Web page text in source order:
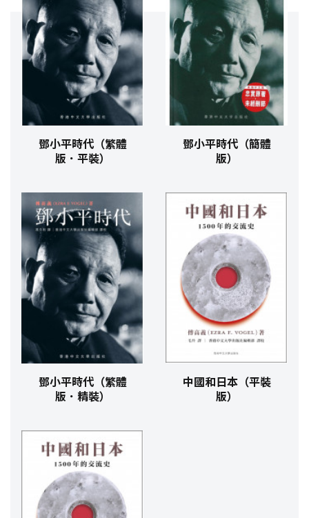
鄧小平時代（繁體
版．平裝）
鄧小平時代（簡體
版）
鄧小平時代（繁體
版．精裝）
中國和日本（平裝
版）